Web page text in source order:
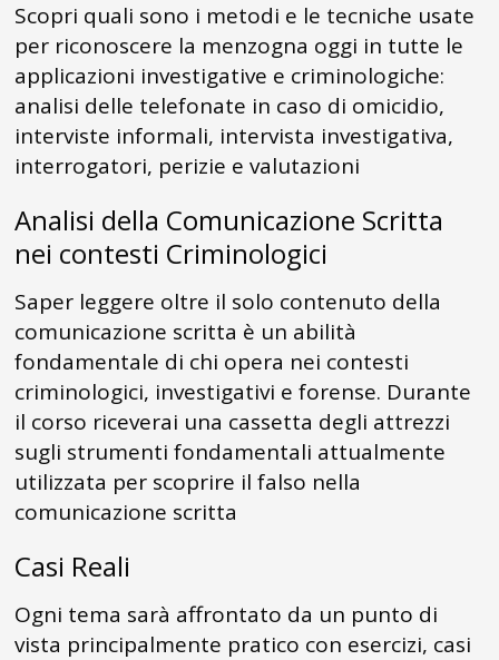
Scopri quali sono i metodi e le tecniche usate
per riconoscere la menzogna oggi in tutte le
applicazioni investigative e criminologiche:
analisi delle telefonate in caso di omicidio,
interviste informali, intervista investigativa,
interrogatori, perizie e valutazioni
Analisi della Comunicazione Scritta
nei contesti Criminologici
Saper leggere oltre il solo contenuto della
comunicazione scritta è un abilità
fondamentale di chi opera nei contesti
criminologici, investigativi e forense. Durante
il corso riceverai una cassetta degli attrezzi
sugli strumenti fondamentali attualmente
utilizzata per scoprire il falso nella
comunicazione scritta
Casi Reali
Ogni tema sarà affrontato da un punto di
vista principalmente pratico con esercizi, casi